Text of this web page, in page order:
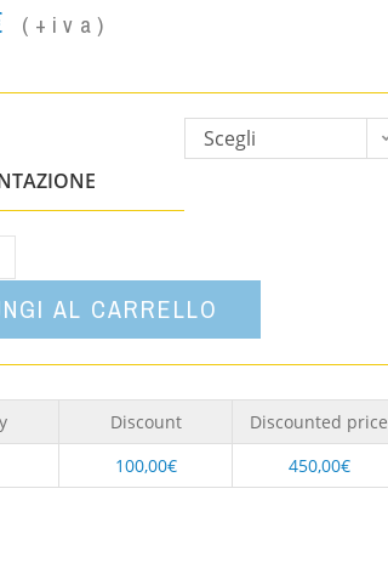
(+iva)
Scegli
AL CARRELLO
Discount
Discounted price
100,00€ 450,00€